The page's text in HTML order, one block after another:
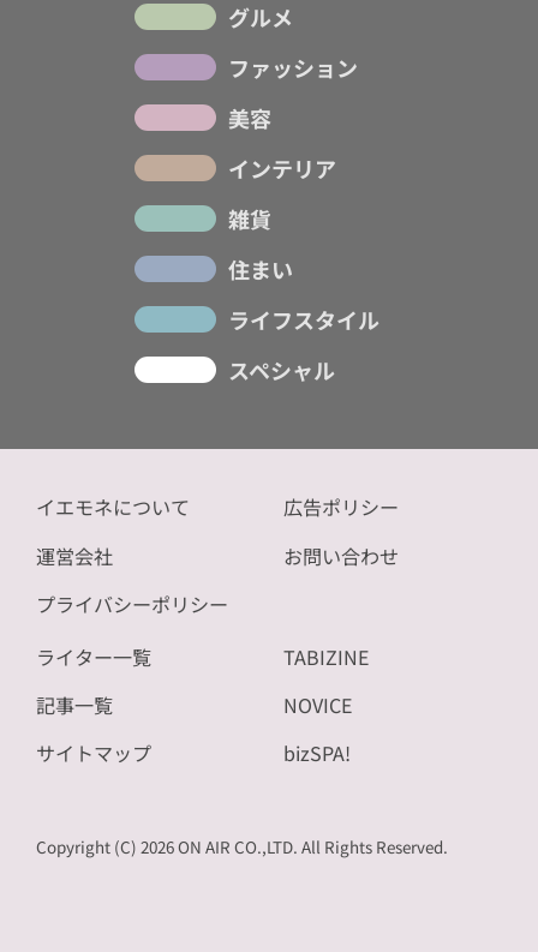
グルメ
ファッション
美容
インテリア
雑貨
住まい
ライフスタイル
スペシャル
イエモネについて
運営会社
プライバシーポリシー
広告ポリシー
お問い合わせ
ライター一覧
記事一覧
サイトマップ
TABIZINE
NOVICE
bizSPA!
Copyright (C) 2026 ON AIR CO.,LTD. All Rights Reserved.